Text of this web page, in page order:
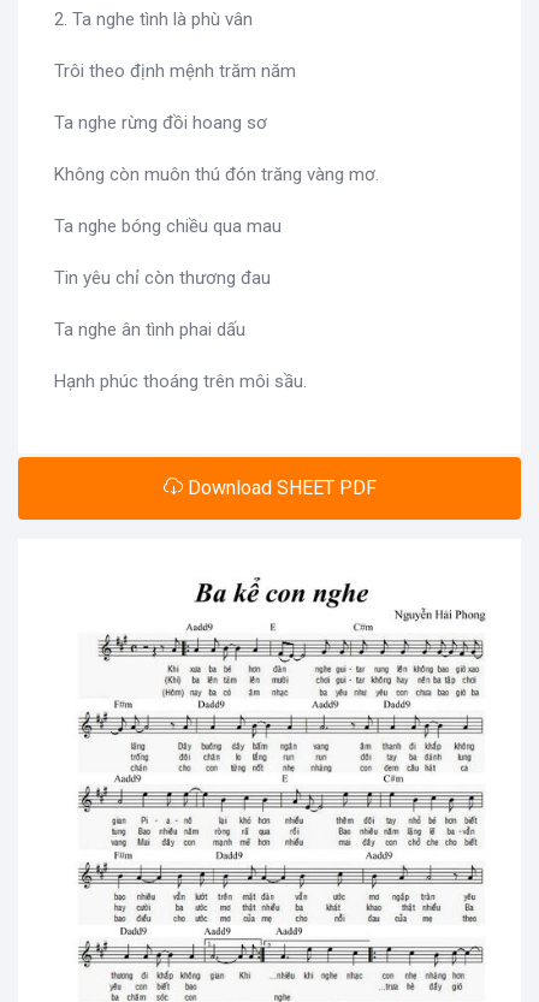
2. Ta nghe tình là phù vân
Trôi theo định mệnh trăm năm
Ta nghe rừng đồi hoang sơ
Không còn muôn thú đón trăng vàng mơ.
Ta nghe bóng chiều qua mau
Tin yêu chỉ còn thương đau
Ta nghe ân tình phai dấu
Hạnh phúc thoáng trên môi sầu.
Download SHEET PDF